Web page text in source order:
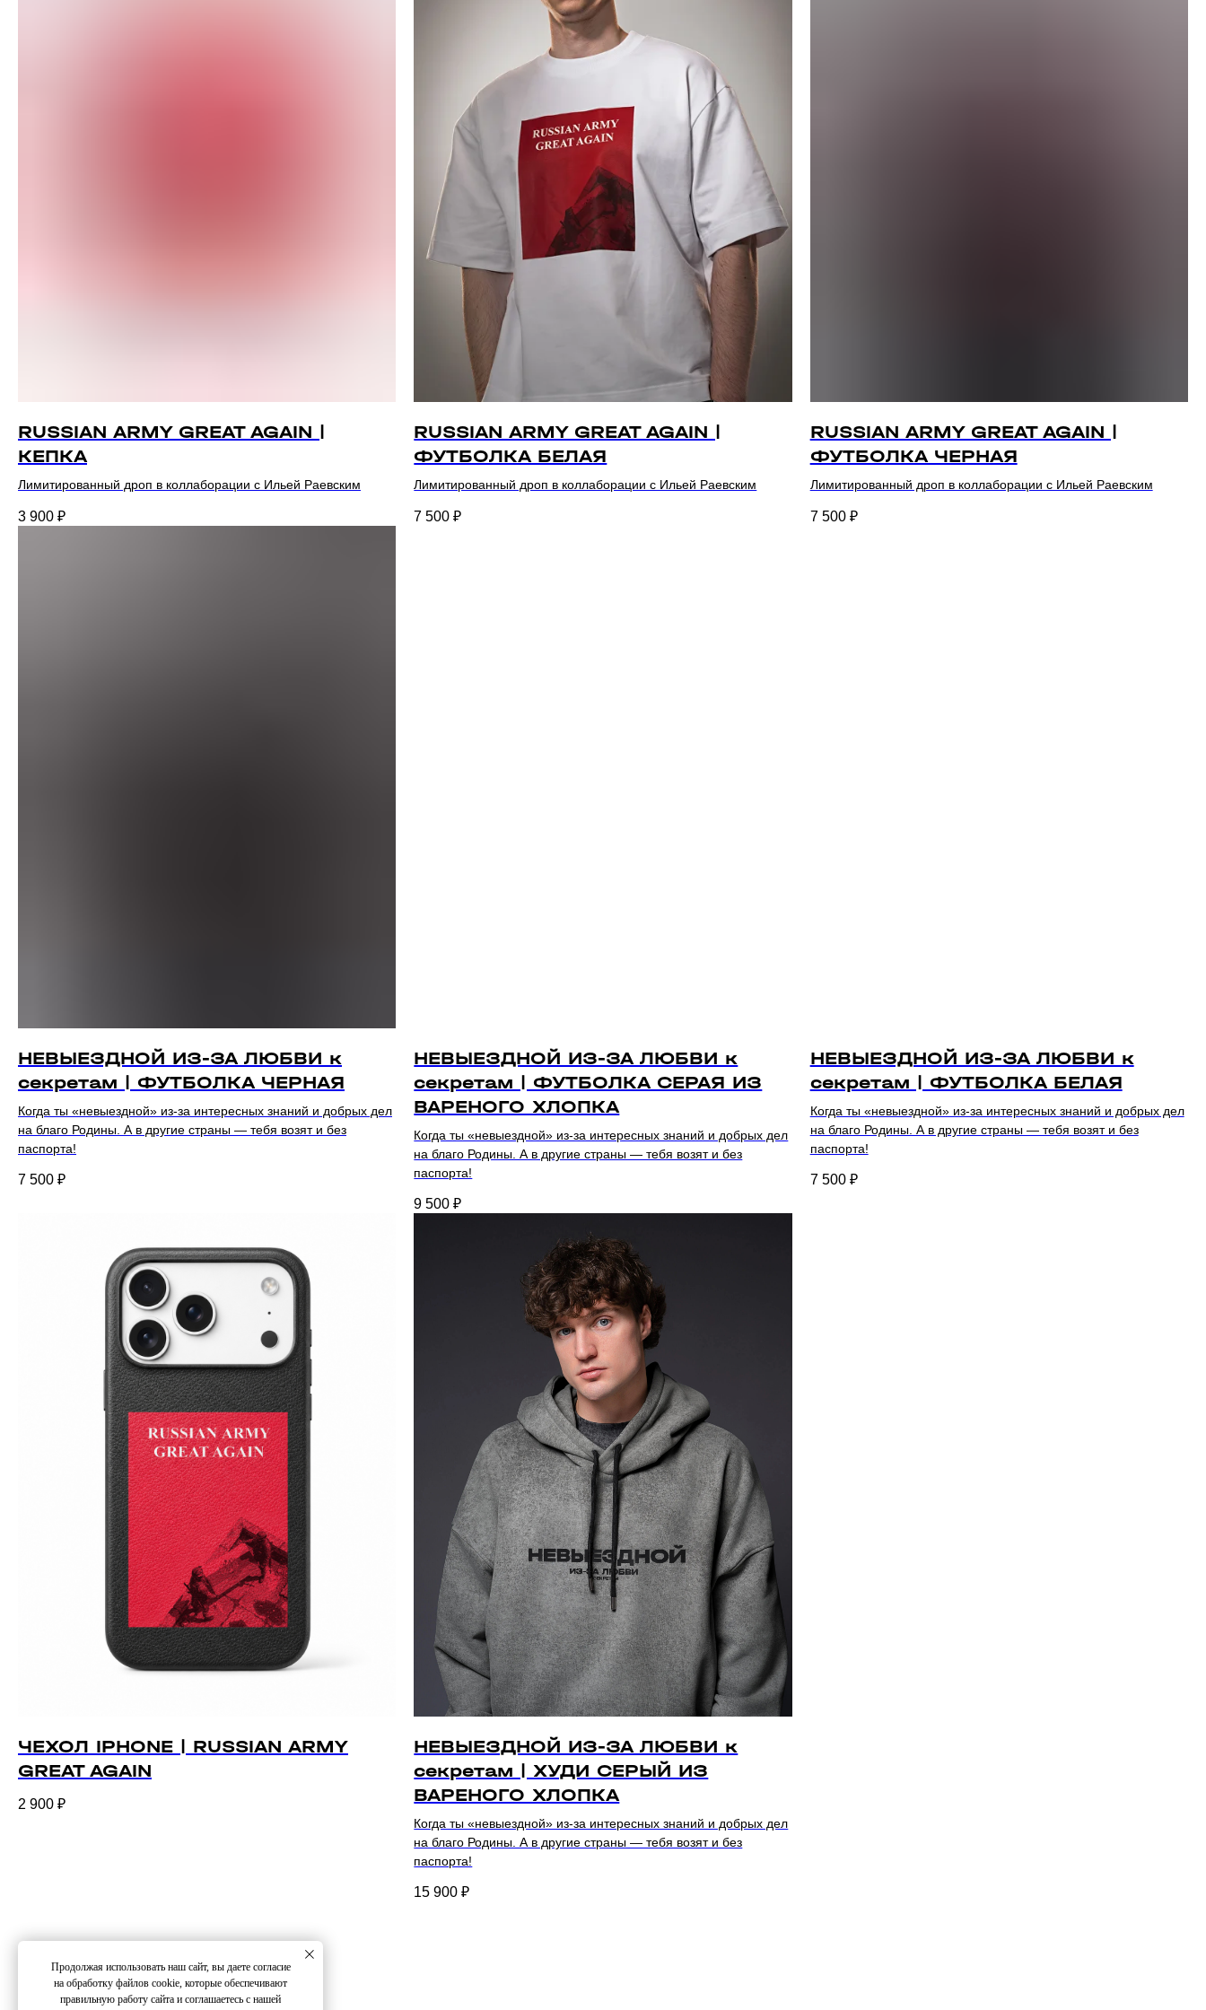
RUSSIAN ARMY GREAT AGAIN |
КЕПКА
Лимитированный дроп в коллаборации с Ильей Раевским
3 900 ₽
RUSSIAN ARMY GREAT AGAIN |
ФУТБОЛКА БЕЛАЯ
Лимитированный дроп в коллаборации с Ильей Раевским
7 500 ₽
RUSSIAN ARMY GREAT AGAIN |
ФУТБОЛКА ЧЕРНАЯ
Лимитированный дроп в коллаборации с Ильей Раевским
7 500 ₽
НЕВЫЕЗДНОЙ ИЗ-ЗА ЛЮБВИ к
секретам | ФУТБОЛКА ЧЕРНАЯ
Когда ты «невыездной» из-за интересных знаний и добрых дел
на благо Родины. А в другие страны — тебя возят и без
паспорта!
7 500 ₽
НЕВЫЕЗДНОЙ ИЗ-ЗА ЛЮБВИ к
секретам | ФУТБОЛКА СЕРАЯ ИЗ
ВАРЕНОГО ХЛОПКА
Когда ты «невыездной» из-за интересных знаний и добрых дел
на благо Родины. А в другие страны — тебя возят и без
паспорта!
9 500 ₽
НЕВЫЕЗДНОЙ ИЗ-ЗА ЛЮБВИ к
секретам | ФУТБОЛКА БЕЛАЯ
Когда ты «невыездной» из-за интересных знаний и добрых дел
на благо Родины. А в другие страны — тебя возят и без
паспорта!
7 500 ₽
ЧЕХОЛ IPHONE | RUSSIAN ARMY
GREAT AGAIN
2 900 ₽
НЕВЫЕЗДНОЙ ИЗ-ЗА ЛЮБВИ к
секретам | ХУДИ СЕРЫЙ ИЗ
ВАРЕНОГО ХЛОПКА
Когда ты «невыездной» из-за интересных знаний и добрых дел
на благо Родины. А в другие страны — тебя возят и без
паспорта!
15 900 ₽
*Instagram является продуктом компании Meta Platforms inc. признанной
экстремистской организацией и запрещенной в РФ.
Продолжая использовать наш сайт, вы даете согласие
на обработку файлов сооkіе, которые обеспечивают
правильную работу сайта и соглашаетесь с нашей